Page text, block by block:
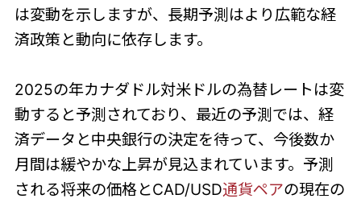
は変動を示しますが、長期予測はより広範な経
済政策と動向に依存します。
2025の年カナダドル対米ドルの為替レートは変
動すると予測されており、最近の予測では、経
済データと中央銀行の決定を待って、今後数か
月間は緩やかな上昇が見込まれています。予測
される将来の価格とCAD/USD通貨ペアの現在の